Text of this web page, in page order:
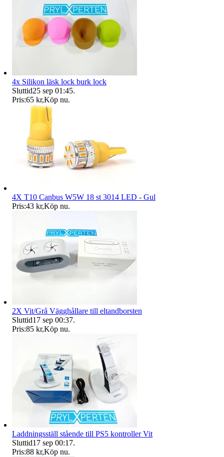
4x Silikon läsk lock burk lock
Sluttid25 sep 01:45.
Pris:65 kr,Köp nu.
4X T10 Canbus W5W 18 st 3014 LED - Gul
Pris:43 kr,Köp nu.
2X Vit/Grå Vägghållare till eltandborsten
Sluttid17 sep 00:37.
Pris:85 kr,Köp nu.
Laddningsställ stående till PS5 kontroller Vit
Sluttid17 sep 00:17.
Pris:88 kr,Köp nu.